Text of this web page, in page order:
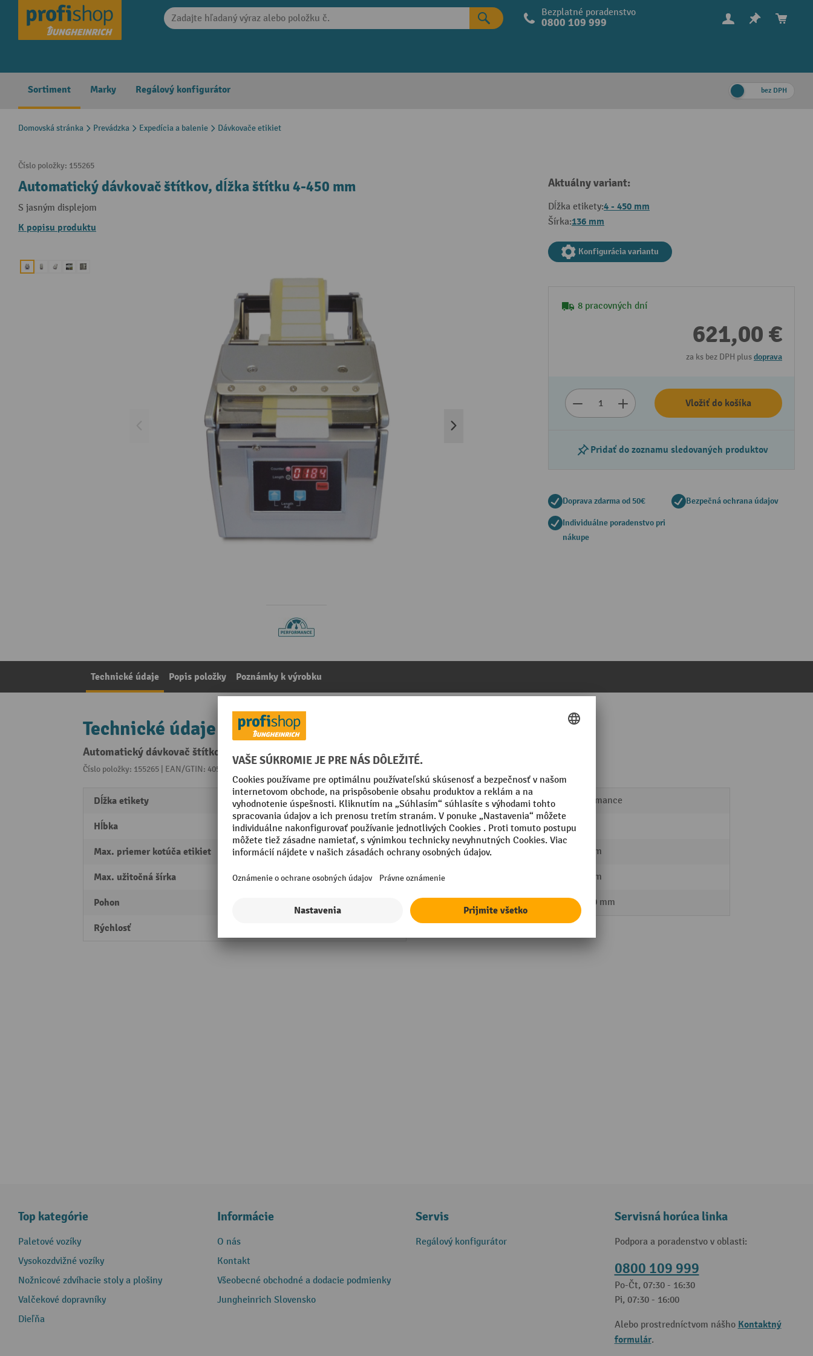
Skip to main navigation Bezplatné poradenstvo
0800 109 999
Sortiment Marky Regálový konfigurátor bez DPH
Domovská stránka Prevádzka Expedícia a balenie Dávkovače etikiet
Číslo položky: 155265
Automatický dávkovač štítkov, dĺžka štítku 4-450 mm
S jasným displejom
K popisu produktu
Aktuálny variant:
Dĺžka etikety:4 - 450 mm
Šírka:136 mm
Konfigurácia variantu
8 pracovných dní
621,00 €
za ks bez DPH plusdoprava
Vložiť do košíka
Pridať do zoznamu sledovaných produktov
Doprava zdarma od 50€ Bezpečná ochrana údajov
Individuálne poradenstvo pri
nákupe
Technické údaje Popis položky Poznámky k výrobku
Technické údaje
Automatický dávkovač štítkov, dĺžka štítku 4-450 mm
Číslo položky: 155265 | EAN/GTIN: 4055091038421
Dĺžka etikety 4 - 450 mm
Hĺbka 280 mm
Max. priemer kotúča etikiet 250 mm
Max. užitočná šírka 100 mm
Pohon
Rýchlosť
Segmentu Performance
Vlastná hmotnosť 3,6 kg
Výška 174 mm
Šírka 136 mm
Šírka etikety 5 - 100 mm
Top kategórie
Paletové vozíky
Vysokozdvižné vozíky
Nožnicové zdvíhacie stoly a plošiny
Valčekové dopravníky
Dieľňa
Informácie
O nás
Kontakt
Všeobecné obchodné a dodacie podmienky
Jungheinrich Slovensko
Servis
Regálový konfigurátor
Servisná horúca linka
Podpora a poradenstvo v oblasti:
0800 109 999
Po-Čt, 07:30 - 16:30
Pi, 07:30 - 16:00
Alebo prostredníctvom nášho Kontaktný
formulár.